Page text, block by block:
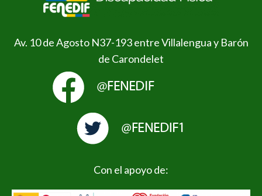
Av. 10 de Agosto N37-193 entre Villalengua y Barón
de Carondelet
Con el apoyo de: